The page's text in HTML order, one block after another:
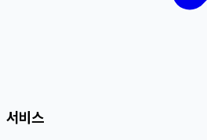
서비스